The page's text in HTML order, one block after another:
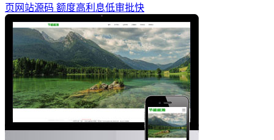
页网站源码 额度高利息低审批快